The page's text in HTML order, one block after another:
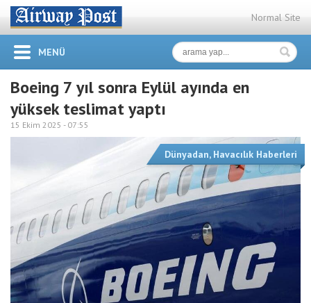
Normal Site
MENÜ
Boeing 7 yıl sonra Eylül ayında en
yüksek teslimat yaptı
15 Ekim 2025 - 07:55
Dünyadan, Havacılık Haberleri